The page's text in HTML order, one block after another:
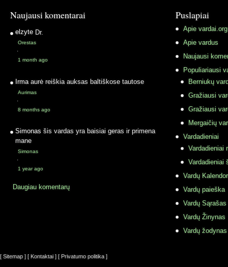
Naujausi komentarai
elzyte Dr.
Orestas
·
1 month ago
Irma aurė reiškia auksas baltiškose tautose
Aurimas
·
8 months ago
Simonas šis vardas yra baisiai geras ir primena
mane
Simonas
·
1 year ago
Daugiau komentarų
Puslapiai
Apie vardai.org
Apie vardus
Naujausi
Populiariausi
Berniukų
Gražiausi
Gražiausi
Mergaičių
Vardadieniai
Vardadieniai
Vardadieniai
Vardų
Vardų paieška
Vardų Sąrašas
Vardų Žinynas
Vardų
[ Sitemap ] [ Kontaktai ] [ Privatumo politika ]